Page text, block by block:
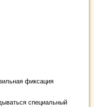
фиксация
специальный